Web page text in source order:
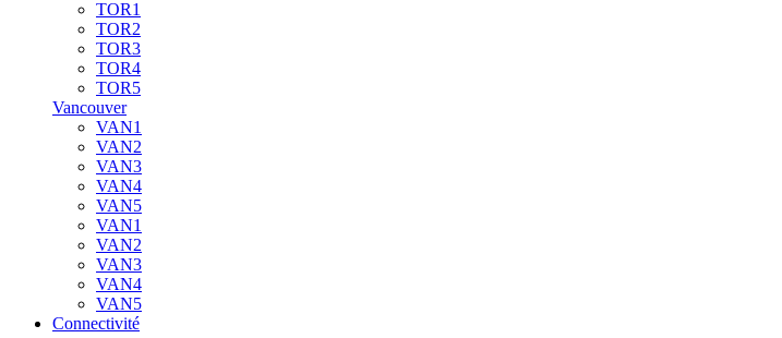
TOR1
TOR2
TOR3
TOR4
TOR5
Vancouver
VAN1
VAN2
VAN3
VAN4
VAN5
VAN1
VAN2
VAN3
VAN4
VAN5
Connectivité